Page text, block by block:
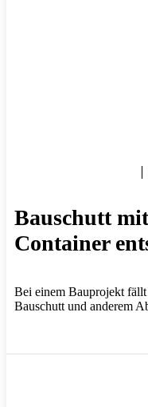
Bauschutt
Container
Bei einem Bauprojekt
Bauschutt und anderem